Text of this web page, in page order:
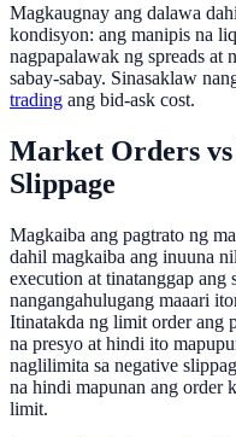
Magkaugnay ang dalawa
kondisyon: ang manipis na
nagpapalawak ng spreads at
sabay-sabay. Sinasaklaw
trading ang bid-ask cost.
Market Orders
Slippage
Magkaiba ang pagtrato ng
dahil magkaiba ang inuuna
execution at tinatanggap ang
nangangahulugang maaari
Itinatakda ng limit order ang
na presyo at hindi ito
naglilimita sa negative
na hindi mapunan ang order
limit.